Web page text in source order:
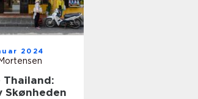
2024
Thailand:
Skønheden